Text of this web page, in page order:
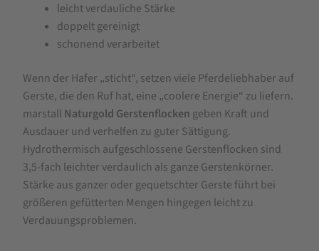
leicht verdauliche Stärke
doppelt gereinigt
schonend verarbeitet
Wenn der Hafer „sticht“, setzen viele Pferdeliebhaber auf
Gerste, die den Ruf hat, eine „coolere Energie“ zu liefern.
marstall Naturgold Gerstenflocken geben Kraft und
Ausdauer und verhelfen zu guter Sättigung.
Hydrothermisch aufgeschlossene Gerstenflocken sind
3,5-fach leichter verdaulich als ganze Gerstenkörner.
Stärke aus ganzer oder gequetschter Gerste führt bei
größeren gefütterten Mengen hingegen leicht zu
Verdauungsproblemen.